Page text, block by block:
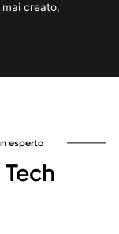
creato,
esperto